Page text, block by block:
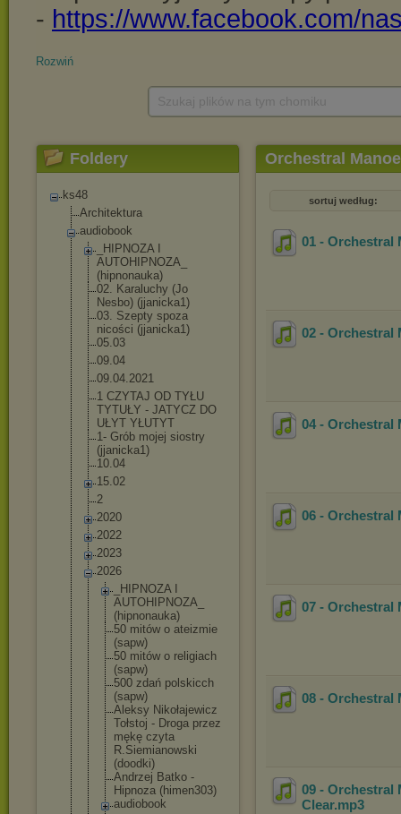
Rozwiń
Foldery
ks48
Architektura
audiobook
_HIPNOZA I
AUTOHIPNOZA_
(hipnonauka)
02. Karaluchy (Jo
Nesbo) (jjanicka1)
03. Szepty spoza
nicości (jjanicka1)
05.03
09.04
09.04.2021
1 CZYTAJ OD TYŁU
TYTUŁY - JATYCZ DO
UŁYT YŁUTYT
1- Grób mojej siostry
(jjanicka1)
10.04
15.02
2
2020
2022
2023
2026
_HIPNOZA I
AUTOHIPNOZA
(hipnonauka)
50 mitów o ateizmie
(sapw)
50 mitów o religiach
(sapw)
500 zdań polskicch
(sapw)
Aleksy Nikołajewicz
Tołstoj - Droga przez
mękę czyta
R.Siemianowski
(doodki)
Andrzej Batko -
Hipnoza (himen303)
audiobook
Orchestral
sortuj według:
01 - Orchestral
02 - Orchestral
04 - Orchestral
06 - Orchestral
07 - Orchestral
08 - Orchestral
09 - Orchestral
Clear.mp3